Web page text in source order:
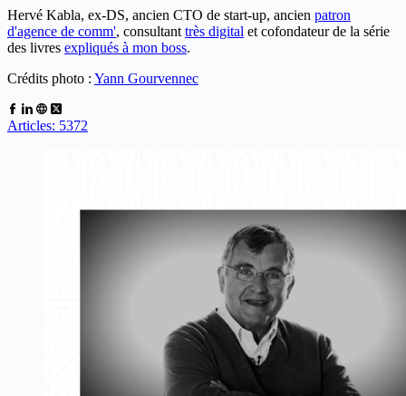
Hervé Kabla, ex-DS, ancien CTO de start-up, ancien patron
d'agence de comm', consultant très digital et cofondateur de la série
des livres expliqués à mon boss.
Crédits photo : Yann Gourvennec
Articles: 5372